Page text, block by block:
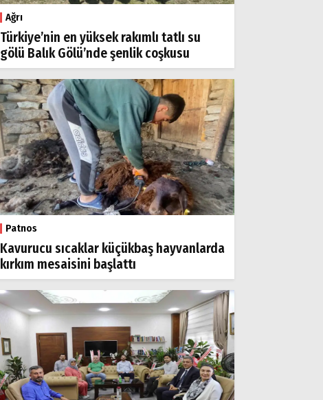
Ağrı
Türkiye’nin en yüksek rakımlı tatlı su
gölü Balık Gölü’nde şenlik coşkusu
Patnos
Kavurucu sıcaklar küçükbaş hayvanlarda
kırkım mesaisini başlattı